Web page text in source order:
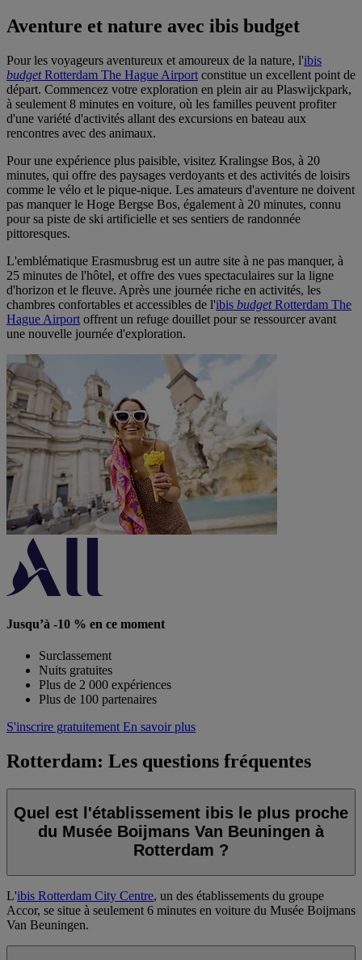
Aventure et nature avec ibis budget
Pour les voyageurs aventureux et amoureux de la nature, l'ibis
budgetRotterdam The Hague Airport constitue un excellent point de
départ. Commencez votre exploration en plein air au Plaswijckpark,
à seulement 8 minutes en voiture, où les familles peuvent profiter
d'une variété d'activités allant des excursions en bateau aux
rencontres avec des animaux.
Pour une expérience plus paisible, visitez Kralingse Bos, à 20
minutes, qui offre des paysages verdoyants et des activités de loisirs
comme le vélo et le pique-nique. Les amateurs d'aventure ne doivent
pas manquer le Hoge Bergse Bos, également à 20 minutes, connu
pour sa piste de ski artificielle et ses sentiers de randonnée
pittoresques.
L'emblématique Erasmusbrug est un autre site à ne pas manquer, à
25 minutes de l'hôtel, et offre des vues spectaculaires sur la ligne
d'horizon et le fleuve. Après une journée riche en activités, les
chambres confortables et accessibles de l'ibis budgetRotterdam The
Hague Airport offrent un refuge douillet pour se ressourcer avant
une nouvelle journée d'exploration.
Jusqu’à -10 % en ce moment
Surclassement
Nuits gratuites
Plus de 2 000 expériences
Plus de 100 partenaires
S'inscrire gratuitement En savoir plus
Rotterdam: Les questions fréquentes
Quel est l'établissement ibis le plus proche
du Musée Boijmans Van Beuningen à
Rotterdam ?
L'ibis Rotterdam City Centre, un des établissements du groupe
Accor, se situe à seulement 6 minutes en voiture du Musée Boijmans
Van Beuningen.